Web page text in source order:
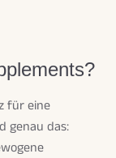
für eine
genau das: